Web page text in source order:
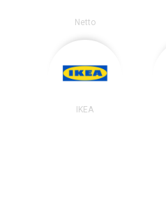
Netto
IKEA